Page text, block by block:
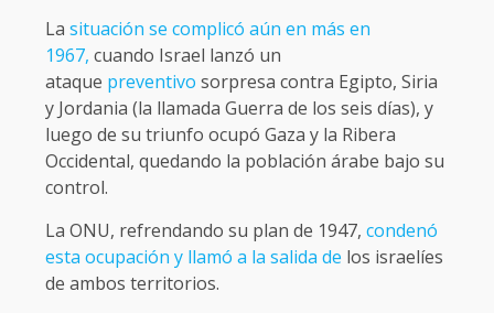
La situación se complicó aún en más en
1967, cuando Israel lanzó un
ataque preventivo sorpresa contra Egipto, Siria
y Jordania (la llamada Guerra de los seis días), y
luego de su triunfo ocupó Gaza y la Ribera
Occidental, quedando la población árabe bajo su
control.
La ONU, refrendando su plan de 1947, condenó
esta ocupación y llamó a la salida de los israelíes
de ambos territorios.